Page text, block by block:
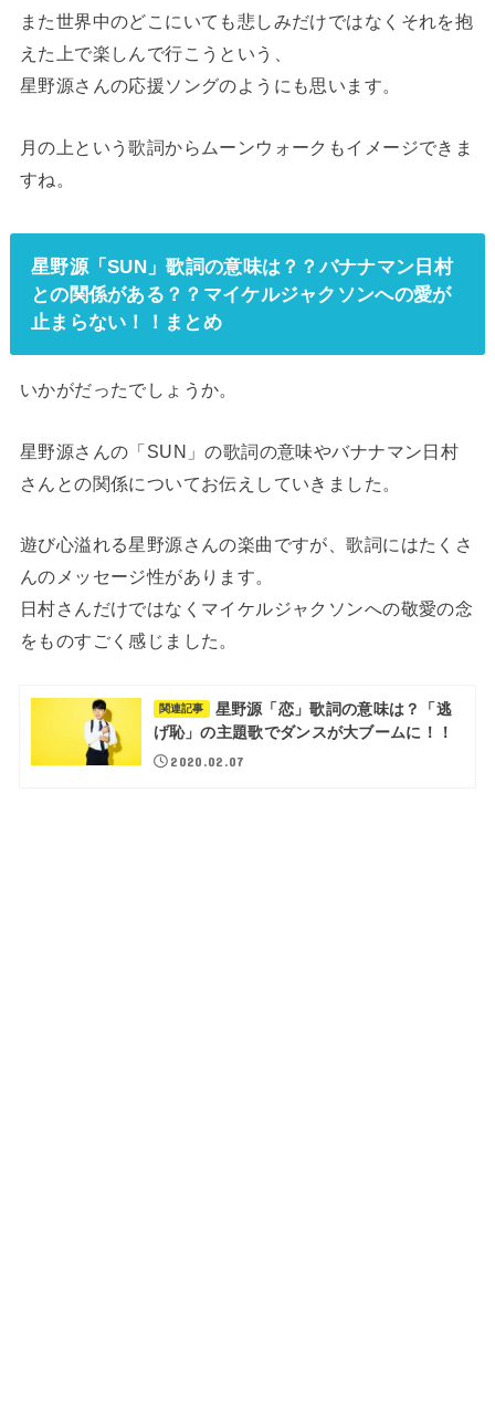
また世界中のどこにいても悲しみだけではなくそれを抱
えた上で楽しんで行こうという、
星野源さんの応援ソングのようにも思います。
月の上という歌詞からムーンウォークもイメージできま
すね。
星野源「SUN」歌詞の意味は？？バナナマン日村
との関係がある？？マイケルジャクソンへの愛が
止まらない！！まとめ
いかがだったでしょうか。
星野源さんの「SUN」の歌詞の意味やバナナマン日村
さんとの関係についてお伝えしていきました。
遊び心溢れる星野源さんの楽曲ですが、歌詞にはたくさ
んのメッセージ性があります。
日村さんだけではなくマイケルジャクソンへの敬愛の念
をものすごく感じました。
関連記事
星野源「恋」歌詞の意味は？「逃
げ恥」の主題歌でダンスが大ブームに！！
2020.02.07